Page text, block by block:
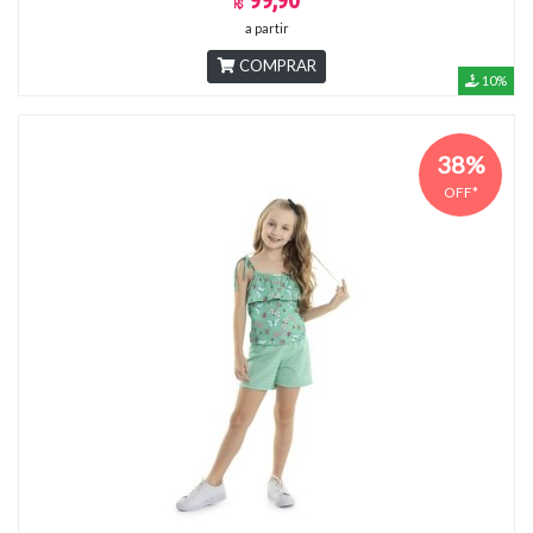
a partir
COMPRAR
10%
38%
OFF*